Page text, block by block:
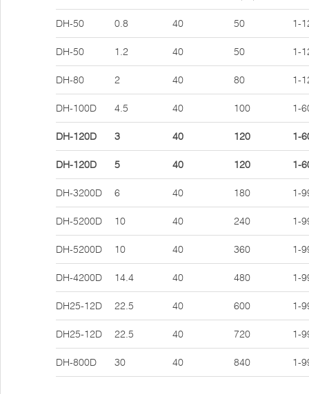
DH-50 0.8 40 50 1-
DH-50 1.2 40 50 1-
DH-80 2 40 80 1-
DH-100D 4.5 40 100 1-
DH-120D 3 40 120 1-
DH-120D 5 40 120 1-
DH-3200D 6 40 180 1-
DH-5200D 10 40 240 1-
DH-5200D 10 40 360 1-
DH-4200D 14.4 40 480 1-
DH25-12D 22.5 40 600 1-
DH25-12D 22.5 40 720 1-
DH-800D 30 40 840 1-